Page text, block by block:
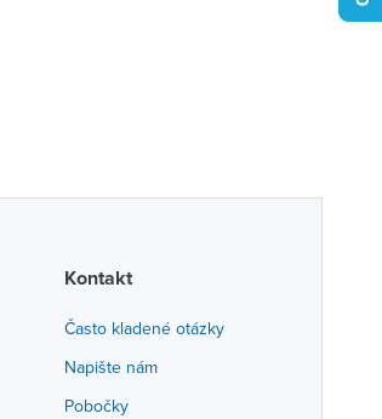
Kontakt
Často kladené otázky
Napište nám
Pobočky